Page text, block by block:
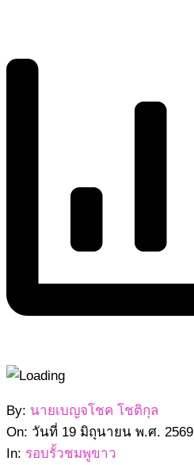
2569-
06-
19
By: นายเบญจโชค โชติกุล
On: วันที่ 19 มิถุนายน พ.ศ. 2569
In: รอบรั้วชมพูขาว